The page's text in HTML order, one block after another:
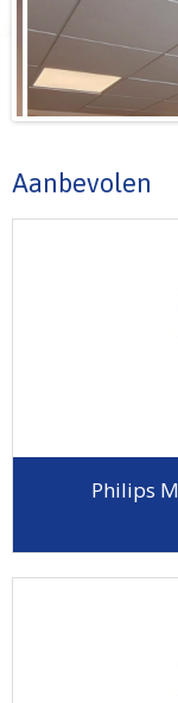
Aanbevolen
Philips